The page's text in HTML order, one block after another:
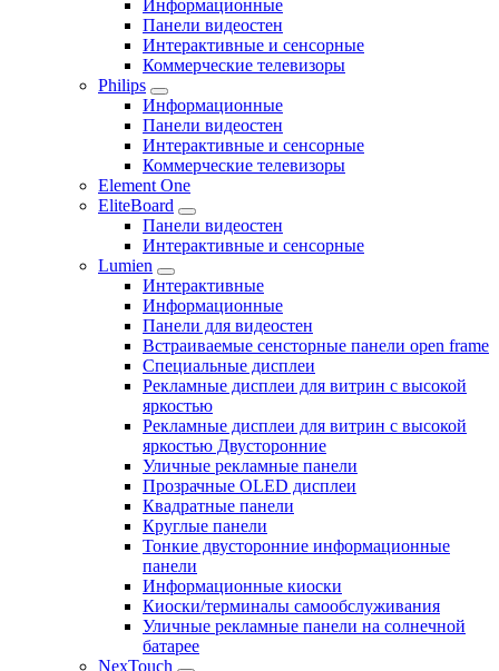
Информационные
Панели видеостен
Интерактивные и сенсорные
Коммерческие телевизоры
Philips
Информационные
Панели видеостен
Интерактивные и сенсорные
Коммерческие телевизоры
Element One
EliteBoard
Панели видеостен
Интерактивные и сенсорные
Lumien
Интерактивные
Информационные
Панели для видеостен
Встраиваемые сенсторные панели open frame
Специальные дисплеи
Рекламные дисплеи для витрин с высокой
яркостью
Рекламные дисплеи для витрин с высокой
яркостью Двусторонние
Уличные рекламные панели
Прозрачные OLED дисплеи
Квадратные панели
Круглые панели
Тонкие двусторонние информационные
панели
Информационные киоски
Киоски/терминалы самообслуживания
Уличные рекламные панели на солнечной
батарее
NexTouch